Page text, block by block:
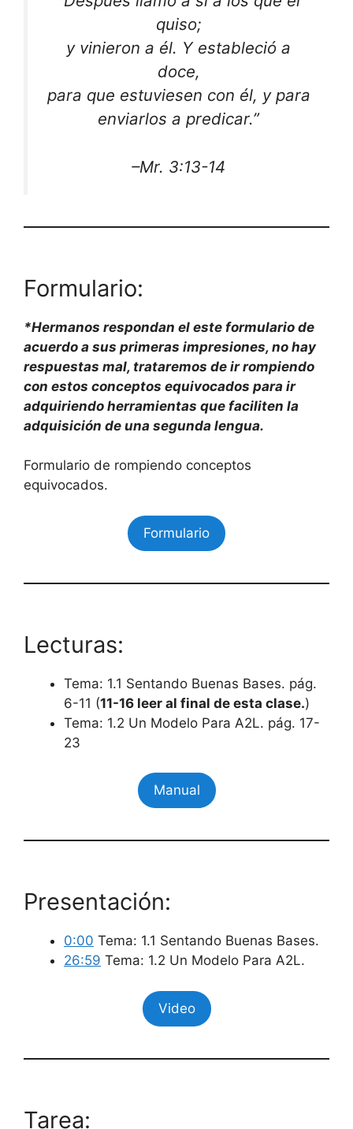
quiso;
y vinieron a él. Y estableció a
doce,
para que estuviesen con él, y para
enviarlos a predicar.”
–Mr. 3:13-14
Formulario:
*Hermanos respondan el este formulario de
acuerdo a sus primeras impresiones, no hay
respuestas mal, trataremos de ir rompiendo
con estos conceptos equivocados para ir
adquiriendo herramientas que faciliten la
adquisición de una segunda lengua.
Formulario de rompiendo conceptos
equivocados.
Formulario
Lecturas:
Tema: 1.1 Sentando Buenas Bases. pág.
6-11 (11-16 leer al final de esta clase.)
Tema: 1.2 Un Modelo Para A2L. pág. 17-
23
Manual
Presentación:
0:00 Tema: 1.1 Sentando Buenas Bases.
26:59 Tema: 1.2 Un Modelo Para A2L.
Video
Tarea: